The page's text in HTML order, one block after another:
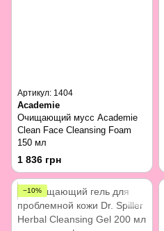
Артикул: 1404
Academie
Очищающий мусс Academie
Clean Face Cleansing Foam
150 мл
1 836 грн
−10%